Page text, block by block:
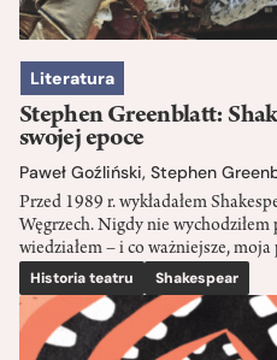
Literatura
Stephen Greenblatt:
swojej epoce
Paweł Goźliński, Stephen
Przed 1989 r. wykładałem
Węgrzech. Nigdy nie
wiedziałem – i co ważniejsze, moja
Historia teatru
Shakespear